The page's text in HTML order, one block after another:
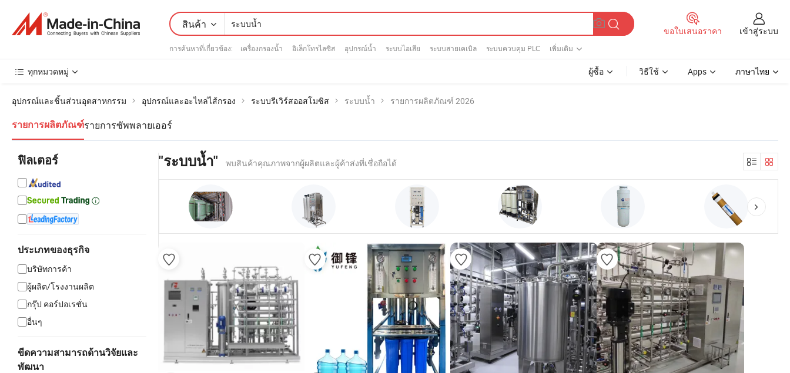
สินค้า
การค้นหาที่เกี่ยวข้อง: เครื่องกรองน้ำ อิเล็กโทรไลซิส อุปกรณ์น้ำ ระบบไอเสีย ระบบสายเคเบิล ระบบควบคุม PLC เพิ่มเติม
ขอใบเสนอราคา เข้าสู่ระบบ
ทุกหมวดหมู่ ผู้ซื้อ วิธีใช้ Apps ภาษาไทย
อุปกรณ์และชิ้นส่วนอุตสาหกรรม อุปกรณ์และอะไหล่ไส้กรอง ระบบรีเวิร์สออสโมซิส ระบบน้ำ รายการผลิตภัณฑ์ 2026
รายการผลิตภัณฑ์รายการซัพพลายเออร์
ฟิลเตอร์
ประเภทของธุรกิจ
บริษัทการค้า
ผู้ผลิต/โรงงานผลิต
กรุ๊ป คอร์ปอเรชั่น
อื่นๆ
ขีดความสามารถด้านวิจัยและ
พัฒนา
"ระบบน้ำ" พบสินค้าคุณภาพจากผู้ผลิตและผู้ค้าส่งที่เชื่อถือได้